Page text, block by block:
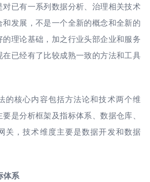
已有一系列数据分析、治理相关技术
发展，不是一个全新的概念和全新的
理论基础，加之行业头部企业和服务
已经有了比较成熟一致的方法和工具
的核心内容包括方法论和技术两个维
是分析框架及指标体系、数据仓库、
关，技术维度主要是数据开发和数据
体系